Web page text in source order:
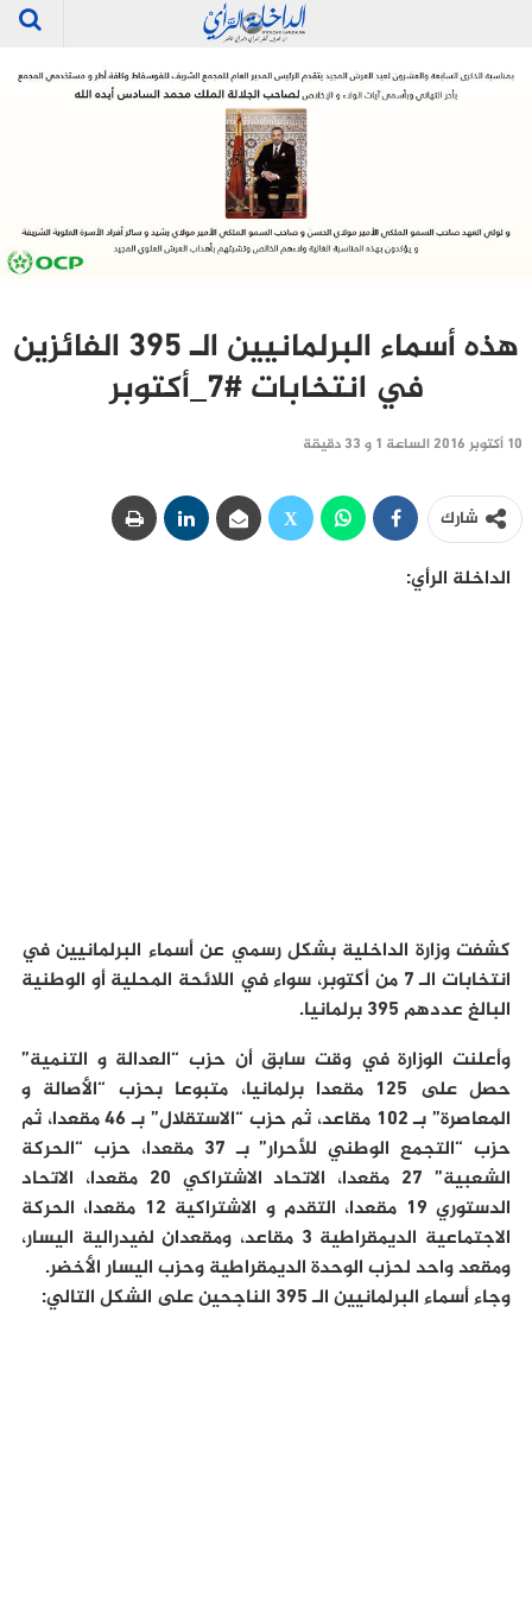
هذه أسماء البرلمانيين الـ 395 الفائزين
في انتخابات #7_أكتوبر
10 أكتوبر 2016 الساعة 1 و 33 دقيقة
شارك
الداخلة الرأي:
كشفت وزارة الداخلية بشكل رسمي عن أسماء البرلمانيين في
انتخابات الـ 7 من أكتوبر، سواء في اللائحة المحلية أو الوطنية
البالغ عددهم 395 برلمانيا.
وأعلنت الوزارة في وقت سابق أن حزب “العدالة و التنمية”
حصل على 125 مقعدا برلمانيا، متبوعا بحزب “الأصالة و
المعاصرة” بـ 102 مقاعد، ثم حزب “الاستقلال” بـ 46 مقعدا، ثم
حزب “التجمع الوطني للأحرار” بـ 37 مقعدا، حزب “الحركة
الشعبية” 27 مقعدا، الاتحاد الاشتراكي 20 مقعدا، الاتحاد
الدستوري 19 مقعدا، التقدم و الاشتراكية 12 مقعدا، الحركة
الاجتماعية الديمقراطية 3 مقاعد، ومقعدان لفيدرالية اليسار،
ومقعد واحد لحزب الوحدة الديمقراطية وحزب اليسار الأخضر.
وجاء أسماء البرلمانيين الـ 395 الناجحين على الشكل التالي: